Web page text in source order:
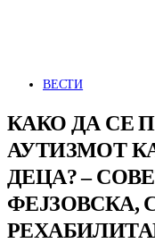
ВЕСТИ
КАКО ДА СЕ
АУТИЗМОТ
ДЕЦА? –
ФЕЈЗОВСКА,